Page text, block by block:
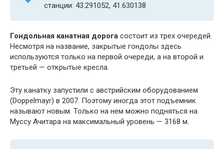
станции: 43.291052, 41.630138
Гондольная канатная дорога состоит из трех очередей.
Несмотря на название, закрытые гондолы здесь
используются только на первой очереди, а на второй и
третьей — открытые кресла.
Эту канатку запустили с австрийским оборудованием
(Doppelmayr) в 2007. Поэтому иногда этот подъемник
называют новым. Только на нем можно подняться на
Муссу Ачитара на максимальный уровень — 3168 м.